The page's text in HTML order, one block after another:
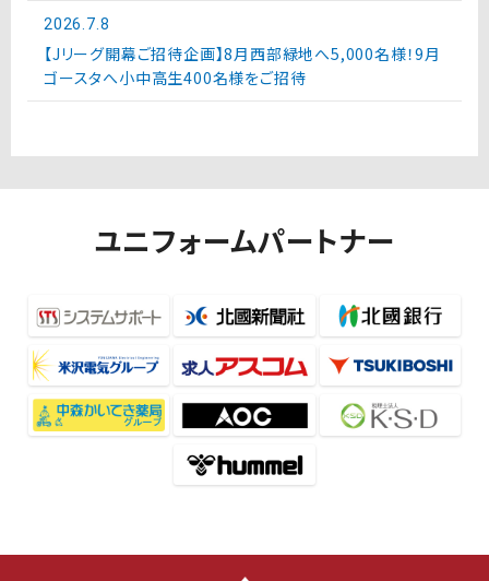
2026.7.8
【Jリーグ開幕ご招待企画】8月西部緑地へ5,000名様！9月
ゴースタへ小中高生400名様をご招待
ユニフォームパートナー